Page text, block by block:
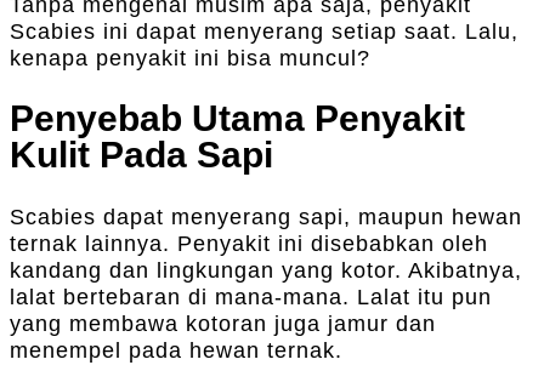
Scabies ini dapat menyerang setiap saat. Lalu,
kenapa penyakit ini bisa muncul?
Penyebab Utama Penyakit
Kulit Pada Sapi
Scabies dapat menyerang sapi, maupun hewan
ternak lainnya. Penyakit ini disebabkan oleh
kandang dan lingkungan yang kotor. Akibatnya,
lalat bertebaran di mana-mana. Lalat itu pun
yang membawa kotoran juga jamur dan
menempel pada hewan ternak.